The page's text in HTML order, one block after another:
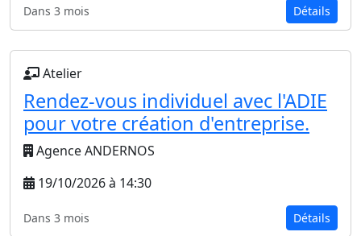
Dans 3 mois Détails
Atelier
Rendez-vous individuel avec l'ADIE
pour votre création d'entreprise.
Agence ANDERNOS
19/10/2026 à 14:30
Dans 3 mois Détails